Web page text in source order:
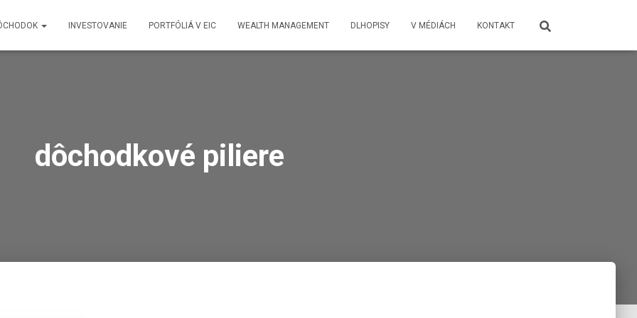
INVESTOVANIE PORTFÓLIÁ V EIC WEALTH MANAGEMENT DLHOPISY V MÉDIÁCH KONTAKT
dôchodkové piliere